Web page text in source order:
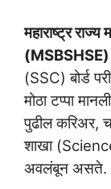
महाराष्ट्र
(MSBSHSE)
(SSC) बोर्ड
मोठा टप्पा
पुढील करिअर,
शाखा
अवलंबून असते.